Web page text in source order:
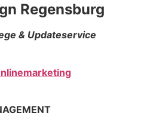
Regensburg
& Updateservice